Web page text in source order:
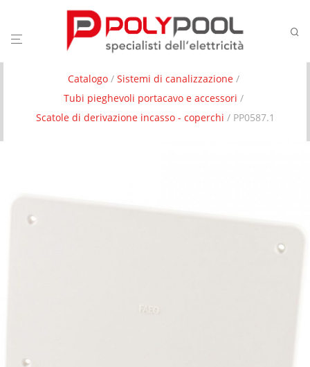
Catalogo / Sistemi di canalizzazione /
Tubi pieghevoli portacavo e accessori /
Scatole di derivazione incasso - coperchi / PP0587.1